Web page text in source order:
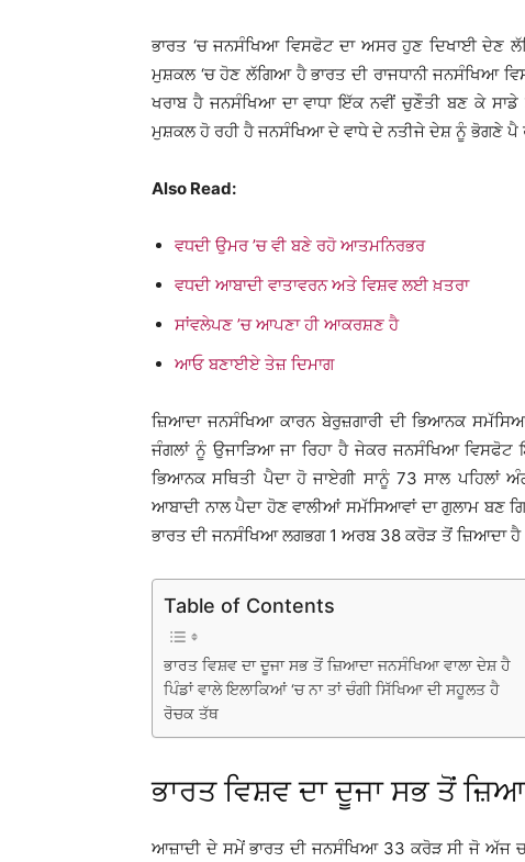
ਭਾਰਤ ‘ਚ ਜਨਸੰਖਿਆ ਵਿਸਫੋਟ ਦਾ ਅਸਰ ਹੁਣ ਦਿਖਾਈ ਦੇਣ
ਮੁਸ਼ਕਲ ‘ਚ ਹੋਣ ਲੱਗਿਆ ਹੈ ਭਾਰਤ ਦੀ ਰਾਜਧਾਨੀ ਜਨਸੰਖਿਆ
ਖਰਾਬ ਹੈ ਜਨਸੰਖਿਆ ਦਾ ਵਾਧਾ ਇੱਕ ਨਵੀਂ ਚੁਣੌਤੀ ਬਣ ਕੇ
ਮੁਸ਼ਕਲ ਹੋ ਰਹੀ ਹੈ ਜਨਸੰਖਿਆ ਦੇ ਵਾਧੇ ਦੇ ਨਤੀਜੇ ਦੇਸ਼ ਨੂੰ ਭੋਗਣੇ ਪੈ
Also Read:
ਵਧਦੀ ਉਮਰ ’ਚ ਵੀ ਬਣੇ ਰਹੋ ਆਤਮਨਿਰਭਰ
ਵਧਦੀ ਆਬਾਦੀ ਵਾਤਾਵਰਨ ਅਤੇ ਵਿਸ਼ਵ ਲਈ ਖ਼ਤਰਾ
ਸਾਂਵਲੇਪਣ ’ਚ ਆਪਣਾ ਹੀ ਆਕਰਸ਼ਣ ਹੈ
ਆਓ ਬਣਾਈਏ ਤੇਜ਼ ਦਿਮਾਗ
ਜ਼ਿਆਦਾ ਜਨਸੰਖਿਆ ਕਾਰਨ ਬੇਰੁਜ਼ਗਾਰੀ ਦੀ ਭਿਆਨਕ
ਜੰਗਲਾਂ ਨੂੰ ਉਜਾੜਿਆ ਜਾ ਰਿਹਾ ਹੈ ਜੇਕਰ ਜਨਸੰਖਿਆ ਵਿਸਫੋਟ
ਭਿਆਨਕ ਸਥਿਤੀ ਪੈਦਾ ਹੋ ਜਾਏਗੀ ਸਾਨੂੰ 73 ਸਾਲ
ਆਬਾਦੀ ਨਾਲ ਪੈਦਾ ਹੋਣ ਵਾਲੀਆਂ ਸਮੱਸਿਆਵਾਂ ਦਾ ਗੁਲਾਮ
ਭਾਰਤ ਦੀ ਜਨਸੰਖਿਆ ਲਗਭਗ 1 ਅਰਬ 38 ਕਰੋੜ ਤੋਂ ਜ਼ਿਆਦਾ ਹੈ
Table of Contents
ਭਾਰਤ ਵਿਸ਼ਵ ਦਾ ਦੂਜਾ ਸਭ ਤੋਂ ਜ਼ਿਆਦਾ ਜਨਸੰਖਿਆ ਵਾਲਾ ਦੇਸ਼ ਹੈ
ਪਿੰਡਾਂ ਵਾਲੇ ਇਲਾਕਿਆਂ ‘ਚ ਨਾ ਤਾਂ ਚੰਗੀ ਸਿੱਖਿਆ ਦੀ ਸਹੂਲਤ ਹੈ
ਰੋਚਕ ਤੱਥ
ਭਾਰਤ ਵਿਸ਼ਵ ਦਾ ਦੂਜਾ ਸਭ ਤੋਂ
ਆਜ਼ਾਦੀ ਦੇ ਸਮੇਂ ਭਾਰਤ ਦੀ ਜਨਸੰਖਿਆ 33 ਕਰੋੜ ਸੀ ਜੋ ਅੱਜ